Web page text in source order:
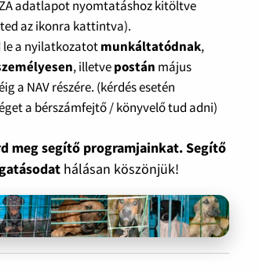
adatlapot nyomtatáshoz kitöltve
az ikonra kattintva).
le a nyilatkozatotmunkáltatódnak,
, illetvepostán május
a NAV részére. (kérdés esetén
a bérszámfejtő / könyvelő tud adni)
meg segítő programjainkat. Segítő
hálásan köszönjük!